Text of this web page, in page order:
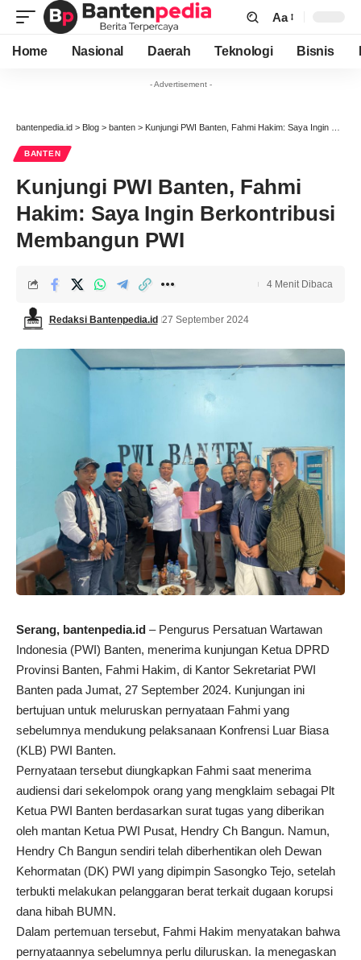
Font
Resizer
Aa
Home Nasional Daerah Teknologi Bisnis
- Advertisement -
bantenpedia.id > Blog > banten > Kunjungi PWI Banten, Fahmi Hakim: Saya Ingin Berkontribusi Membangun PWI
BANTEN
Kunjungi PWI Banten, Fahmi
Hakim: Saya Ingin Berkontribusi
Membangun PWI
Redaksi Bantenpedia.id 27 September 2024
4 Menit Dibaca
Serang, bantenpedia.id – Pengurus Persatuan Wartawan
Indonesia (PWI) Banten, menerima kunjungan Ketua DPRD
Provinsi Banten, Fahmi Hakim, di Kantor Sekretariat PWI
Banten pada Jumat, 27 September 2024. Kunjungan ini
bertujuan untuk meluruskan pernyataan Fahmi yang
sebelumnya mendukung pelaksanaan Konfrensi Luar Biasa
(KLB) PWI Banten.
Pernyataan tersebut diungkapkan Fahmi saat menerima
audiensi dari sekelompok orang yang mengklaim sebagai Plt
Ketua PWI Banten berdasarkan surat tugas yang diberikan
oleh mantan Ketua PWI Pusat, Hendry Ch Bangun. Namun,
Hendry Ch Bangun sendiri telah diberhentikan oleh Dewan
Kehormatan (DK) PWI yang dipimpin Sasongko Tejo, setelah
terbukti melakukan pelanggaran berat terkait dugaan korupsi
dana hibah BUMN.
Dalam pertemuan tersebut, Fahmi Hakim menyatakan bahwa
pernyataannya sebelumnya perlu diluruskan. Ia menegaskan